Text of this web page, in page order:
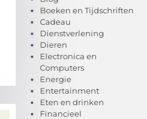
Boeken en Tijdschriften
Cadeau
Dienstverlening
Dieren
Electronica en
Computers
Energie
Entertainment
Eten en drinken
Financieel